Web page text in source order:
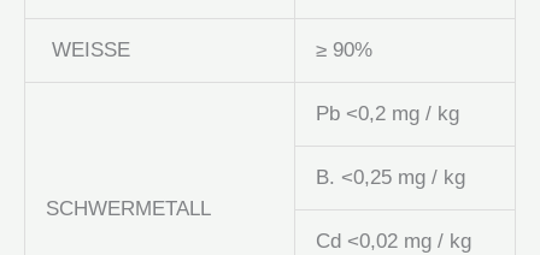
WEISSE ≥ 90%
SCHWERMETALL
Pb <0,2 mg / kg
B. <0,25 mg / kg
Cd <0,02 mg / kg